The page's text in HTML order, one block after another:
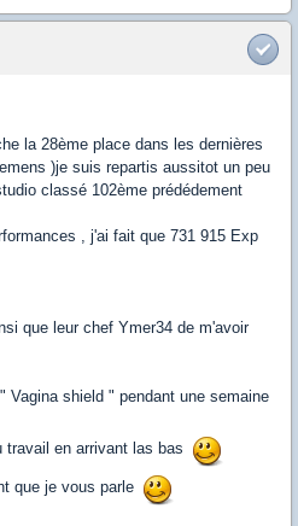
la 28ème place dans les dernières
)je suis repartis aussitot un peu
classé 102ème prédédement
, j'ai fait que 731 915 Exp
que leur chef Ymer34 de m'avoir
shield " pendant une semaine
en arrivant las bas
que je vous parle